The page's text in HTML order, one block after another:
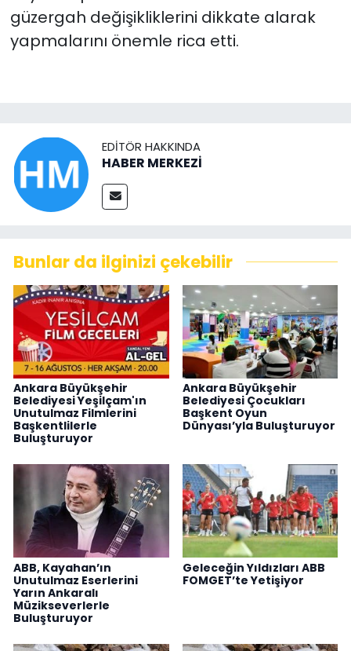
güzergah değişikliklerini dikkate alarak
yapmalarını önemle rica etti.
EDITÖR HAKKINDA
HABER MERKEZİ
Bunlar da ilginizi çekebilir
Ankara Büyükşehir
Belediyesi Yeşilçam'ın
Unutulmaz Filmlerini
Başkentlilerle
Buluşturuyor
Ankara Büyükşehir
Belediyesi Çocukları
Başkent Oyun
Dünyası’yla Buluşturuyor
ABB, Kayahan’ın
Unutulmaz Eserlerini
Yarın Ankaralı
Müzikseverlerle
Buluşturuyor
Geleceğin Yıldızları ABB
FOMGET’te Yetişiyor